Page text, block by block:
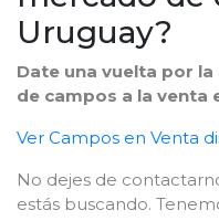
Uruguay?
Date una vuelta por
de campos a la venta
Ver Campos en Venta
No dejes de
estás buscando.